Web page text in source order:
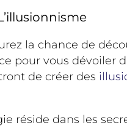
la chance de
pour vous dévoiler
de créer des
réside dans les